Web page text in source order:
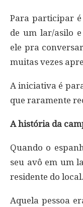
Para participar é
de um lar/asilo
ele pra
muitas vezes
A iniciativa é
que raramente
A história da
Quando o
seu avô em um
residente do local.
Aquela pessoa